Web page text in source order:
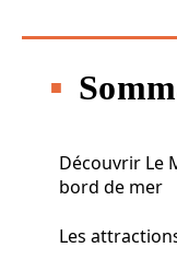
Découvrir Le
bord de mer
Les